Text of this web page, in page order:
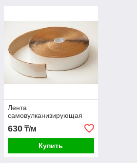
Лента
самовулканизирующая
630 ₸/м
Купить